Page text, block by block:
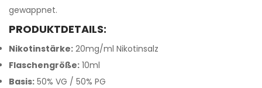
gewappnet.
PRODUKTDETAILS:
Nikotinstärke: 20mg/ml Nikotinsalz
Flaschengröße: 10ml
Basis: 50% VG / 50% PG